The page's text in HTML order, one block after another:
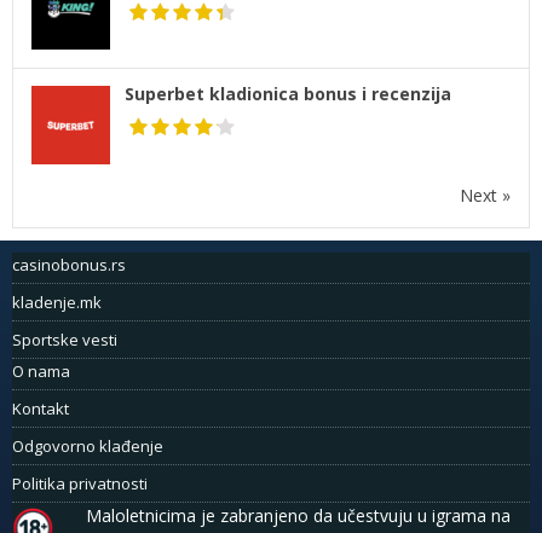
Superbet kladionica bonus i recenzija
Next »
casinobonus.rs
kladenje.mk
Sportske vesti
O nama
Kontakt
Odgovorno klađenje
Politika privatnosti
Maloletnicima je zabranjeno da učestvuju u igrama na